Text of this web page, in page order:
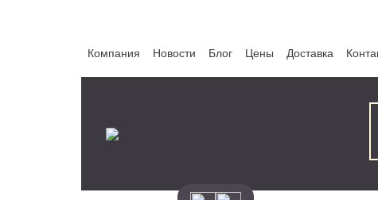
Компания Новости Блог Цены Доставка